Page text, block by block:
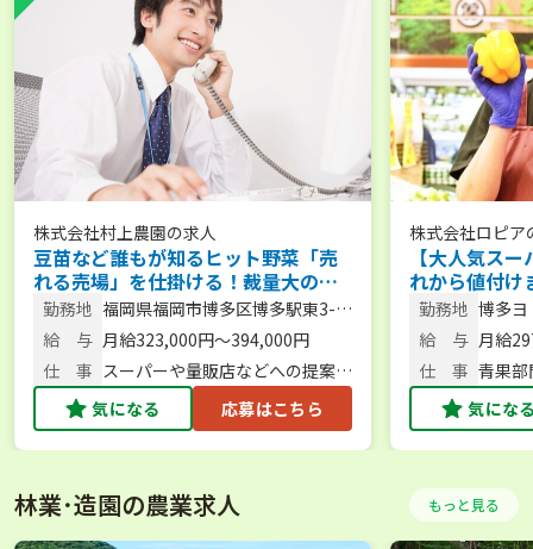
株式会社村上農園の求人
豆苗など誰もが知るヒット野菜「売
れる売場」を仕掛ける！裁量大の量
販店営業【年休125日／土日休み／月
給32万円以上】＠福岡県
勤務地 福岡県福岡市博多区博多駅東3-
11-14アバンダント90 804号室
給 与 月給323,000円～394,000円
仕 事 スーパーや量販店などへの提案営
業／企画提案
気になる 応募はこちら
株式会社ロピア
【大人気ス
れから値付け
り場を動か
岡勤務＞
勤務地 博多
区）
町）
（北
ュロ
岡白
店（
（北
（飯塚
給 与 月給
仕 事 青果
売
気にな
林業･造園の農業求人 もっと見る